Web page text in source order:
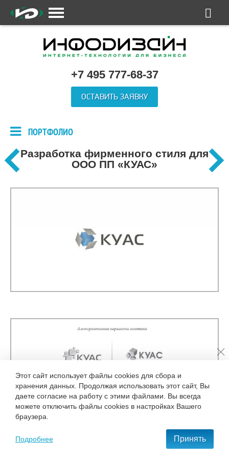
+7 495 777-68-37
ОСТАВИТЬ ЗАЯВКУ
ПОРТФОЛИО
Разработка фирменного стиля для
ООО ПП «КУАС»
Этот сайт использует файлы cookies для сбора и
хранения данных. Продолжая использовать этот сайт, Вы
даете согласие на работу с этими файлами. Вы всегда
можете отключить файлы cookies в настройках Вашего
браузера.
Подробнее Принять